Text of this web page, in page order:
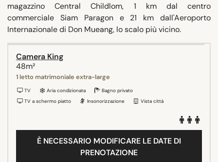
magazzino Central Childlom, 1 km dal centro
commerciale Siam Paragon e 21 km dall'Aeroporto
Internazionale di Don Mueang, lo scalo più vicino.
Camera King
48m²
1 letto matrimoniale extra-large
TV Aria condizionata
Bagno privato
TV a schermo piatto
Insonorizzazione Vista città
È NECESSARIO MODIFICARE LE DATE DI
PRENOTAZIONE